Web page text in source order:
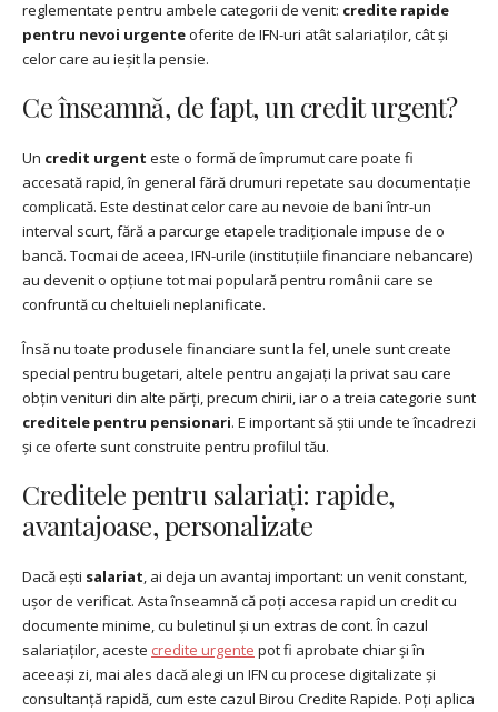
reglementate pentru ambele categorii de venit: credite rapide
pentru nevoi urgenteoferite de IFN-uri atât salariaților, cât și
celor care au ieșit la pensie.
Ce înseamnă, de fapt, un credit urgent?
Un credit urgent este o formă de împrumut care poate fi
accesată rapid, în general fără drumuri repetate sau documentație
complicată. Este destinat celor care au nevoie de bani într-un
interval scurt, fără a parcurge etapele tradiționale impuse de o
bancă. Tocmai de aceea, IFN-urile (instituțiile financiare nebancare)
au devenit o opțiune tot mai populară pentru românii care se
confruntă cu cheltuieli neplanificate.
Însă nu toate produsele financiare sunt la fel, unele sunt create
special pentru bugetari, altele pentru angajați la privat sau care
obțin venituri din alte părți, precum chirii, iar o a treia categorie sunt
creditele pentru pensionari. E important să știi unde te încadrezi
și ce oferte sunt construite pentru profilul tău.
Creditele pentru salariați: rapide,
avantajoase, personalizate
Dacă ești salariat, ai deja un avantaj important: un venit constant,
ușor de verificat. Asta înseamnă că poți accesa rapid un credit cu
documente minime, cu buletinul și un extras de cont. În cazul
salariaților, aceste credite urgente pot fi aprobate chiar și în
aceeași zi, mai ales dacă alegi un IFN cu procese digitalizate și
consultanță rapidă, cum este cazul Birou Credite Rapide. Poți aplica